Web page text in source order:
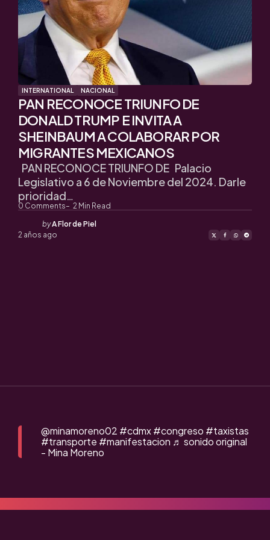
INTERNATIONAL NACIONAL
PAN RECONOCE TRIUNFO DE
DONALD TRUMP E INVITA A
SHEINBAUM A COLABORAR POR
MIGRANTES MEXICANOS
0 Comments 2 Min Read
PAN RECONOCE TRIUNFO DE Palacio
Legislativo a 6 de Noviembre del 2024. Darle
prioridad…
Posted
by
byA Flor de Piel
2 años ago
@minamoreno02 #cdmx#congreso #taxistas
#transporte #manifestacion ♬ sonido original
- Mina Moreno